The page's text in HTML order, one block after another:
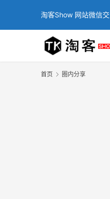
淘客Show 网站微信
首页 圈内分享